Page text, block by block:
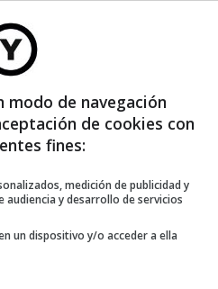
por Skype Derek
que hacer que el autómata
a diseñar tareas realmente
en la universidad de
para llevar a cabo el
modo de navegación
de cookies con
fines:
medición de publicidad y
y desarrollo de servicios
un dispositivo y/o acceder a ella